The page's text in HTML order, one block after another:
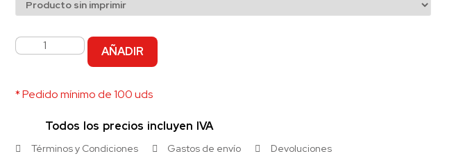
AÑADIR
* Pedido mínimo de 100 uds
Todos los precios incluyen IVA
Términos y Condiciones Gastos de envío Devoluciones